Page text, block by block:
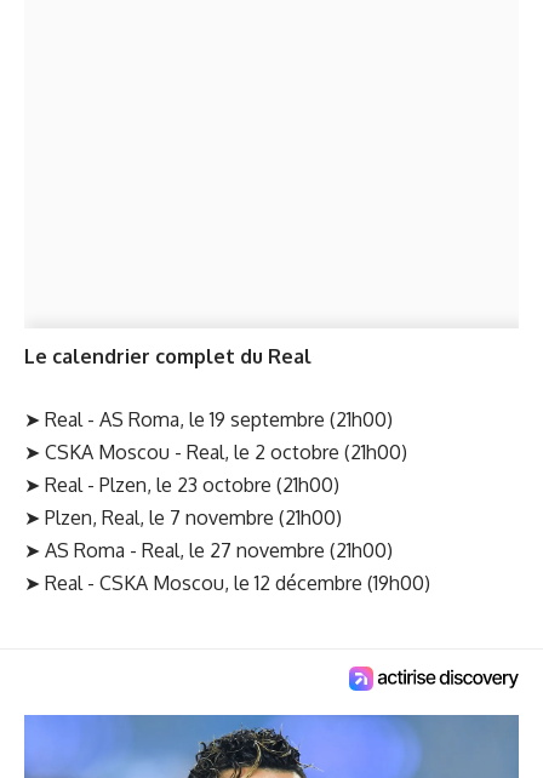
Le calendrier complet du Real
➤ Real - AS Roma, le 19 septembre (21h00)
➤ CSKA Moscou - Real, le 2 octobre (21h00)
➤ Real - Plzen, le 23 octobre (21h00)
➤ Plzen, Real, le 7 novembre (21h00)
➤ AS Roma - Real, le 27 novembre (21h00)
➤ Real - CSKA Moscou, le 12 décembre (19h00)